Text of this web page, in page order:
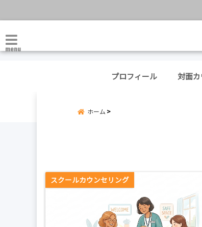
menu
プロフィール 対面
ホーム
スクールカウンセリング